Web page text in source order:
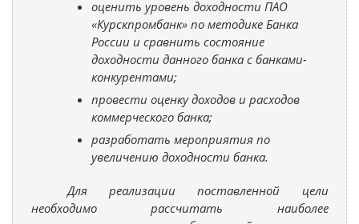
оценить уровень доходности ПАО
«Курскпромбанк» по методике Банка
России и сравнить состояние
доходности данного банка с банками-
конкурентами;
провести оценку доходов и расходов
коммерческого банка;
разработать мероприятия по
увеличению доходности банка.
Для реализации поставленной цели
необходимо рассчитать наиболее